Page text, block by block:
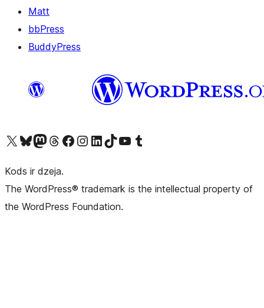
Matt
bbPress
BuddyPress
Apmeklējiet mūsu X (agrāk Twitter) kontu
Apmeklējiet mūsu Bluesky kontu
Apmeklējiet mūsu Mastodon kontu
Apmeklējiet mūsu Threads kontu
Apmeklējiet mūsu Facebook lapuApmeklējiet mūsu Instagram kontu
Apmeklējiet mūsu LinkedIn kontu
Apmeklējiet mūsu TikTok kontu
Apmeklējiet mūsu YouTube kanālu
Apmeklējiet mūsu Tumblr kontu
Kods ir dzeja.
The WordPress® trademark is the intellectual property of
the WordPress Foundation.